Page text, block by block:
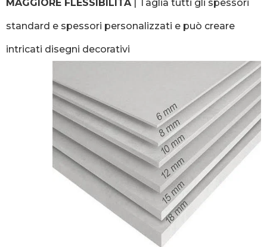
MAGGIORE FLESSIBILITÀ| Taglia tutti gli spessori
standard e spessori personalizzati e può creare
intricati disegni decorativi